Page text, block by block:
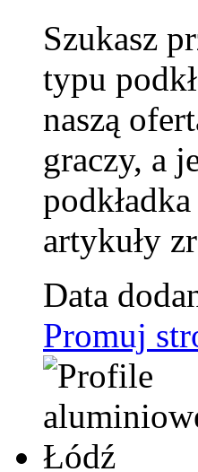
Szukasz
typu
naszą
graczy, a
artykuły
Data
Promuj